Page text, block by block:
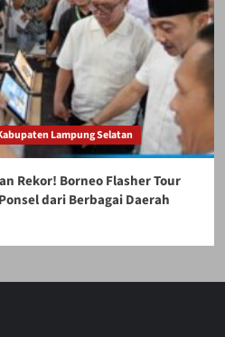
Lampung Selatan
Rekor! Borneo Flasher Tour
dari Berbagai Daerah